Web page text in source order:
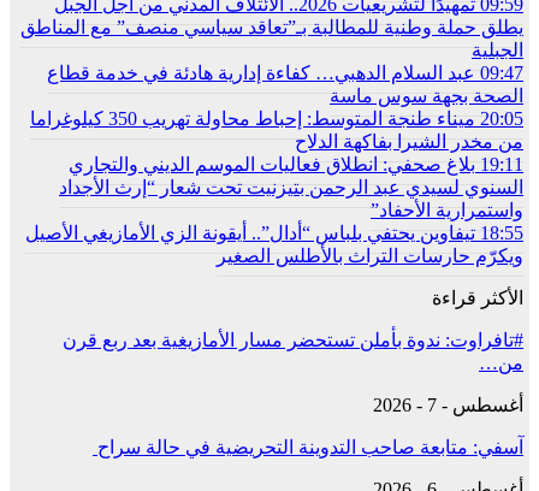
يطلق حملة وطنية للمطالبة بـ”تعاقد سياسي منصف” مع المناطق
الجبلية
09:47 عبد السلام الدهبي… كفاءة إدارية هادئة في خدمة قطاع
الصحة بجهة سوس ماسة
20:05
ميناء طنجة المتوسط: إحباط محاولة تهريب 350 كيلوغراما
من مخدر الشيرا بفاكهة الدلاح
19:11 بلاغ صحفي: انطلاق فعاليات الموسم الديني والتجاري
السنوي لسيدي عبد الرحمن بتيزنيت تحت شعار “إرث الأجداد
واستمرارية الأحفاد”
18:55 تيفاوين يحتفي بلباس “أدال”.. أيقونة الزي الأمازيغي الأصيل
ويكرّم حارسات التراث بالأطلس الصغير
الأكثر قراءة
#تافراوت: ندوة بأملن تستحضر مسار الأمازيغية بعد ربع قرن
من…
أغسطس - 7 - 2026
آسفي: متابعة صاحب التدوينة التحريضية في حالة سراح